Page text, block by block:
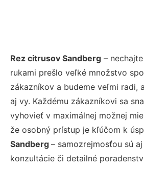
Rez citrusov Sandberg –
rukami prešlo veľké množstvo
zákazníkov a budeme veľmi radi,
aj vy. Každému zákazníkovi sa
vyhovieť v maximálnej možnej
že osobný prístup je kľúčom k
Sandberg – samozrejmosťou sú
konzultácie či detailné